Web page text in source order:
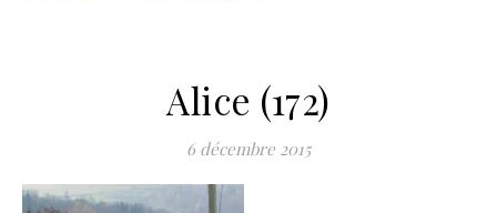
Alice (172)
6 décembre 2015